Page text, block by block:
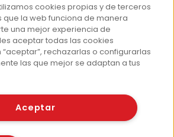
Hemeroteca
Contacto
Prensa
Lingüístico Consumer
© Fundación EROSKI
Políticas de cookies
cookies propias y de terceros
la web funciona de manera
una mejor experiencia de
aceptar todas las cookies
rechazarlas o configurarlas
las que mejor se adaptan a tus
Aceptar